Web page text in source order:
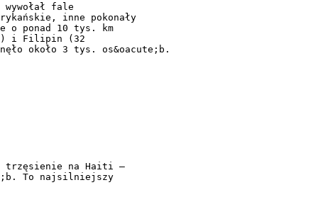
fale
inne pokonały
o ponad 10 tys. km
i Filipin (32
około 3 tys. os&oacute;b.
trzęsienie na Haiti –
To najsilniejszy